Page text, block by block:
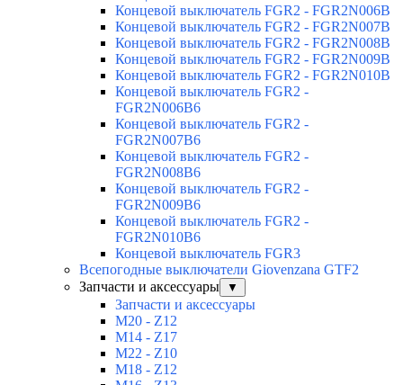
Концевой выключатель FGR2 - FGR2N006B
Концевой выключатель FGR2 - FGR2N007B
Концевой выключатель FGR2 - FGR2N008B
Концевой выключатель FGR2 - FGR2N009B
Концевой выключатель FGR2 - FGR2N010B
Концевой выключатель FGR2 -
FGR2N006B6
Концевой выключатель FGR2 -
FGR2N007B6
Концевой выключатель FGR2 -
FGR2N008B6
Концевой выключатель FGR2 -
FGR2N009B6
Концевой выключатель FGR2 -
FGR2N010B6
Концевой выключатель FGR3
Всепогодные выключатели Giovenzana GTF2
Запчасти и аксессуары
▼
Запчасти и аксессуары
M20 - Z12
M14 - Z17
M22 - Z10
M18 - Z12